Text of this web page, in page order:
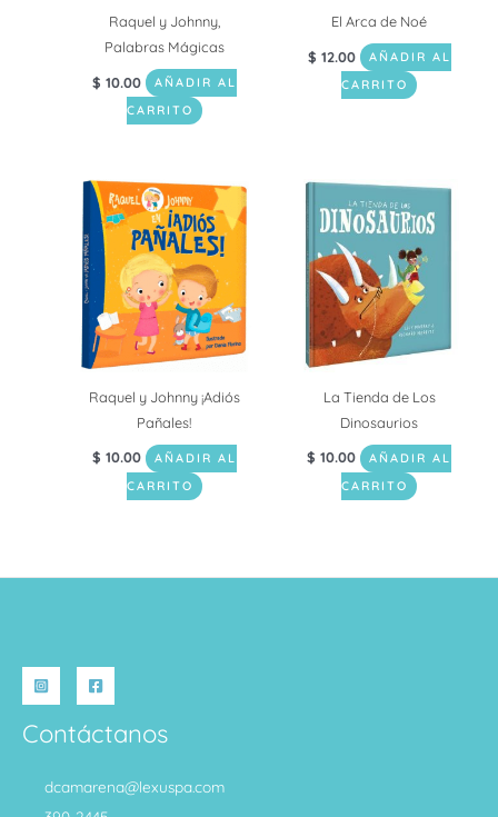
Raquel y Johnny,
Palabras Mágicas
$ 10.00
AÑADIR AL
CARRITO
El Arca de Noé
$ 12.00
AÑADIR AL
CARRITO
Raquel y Johnny ¡Adiós
Pañales!
$ 10.00
AÑADIR AL
CARRITO
La Tienda de Los
Dinosaurios
$ 10.00
AÑADIR AL
CARRITO
Contáctanos
dcamarena@lexuspa.com